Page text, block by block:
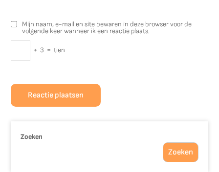
Mijn naam, e-mail en site bewaren in deze browser voor de
volgende keer wanneer ik een reactie plaats.
+ 3 = tien
Zoeken
Zoeken